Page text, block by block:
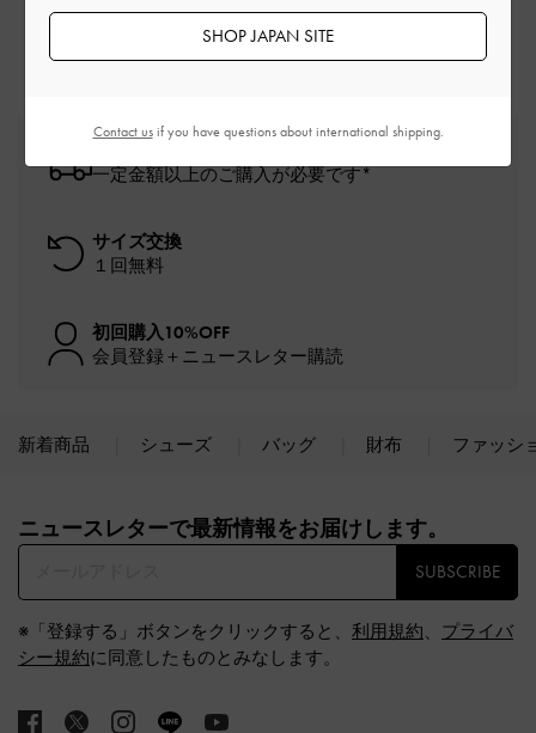
一定金額以上のご購入が必要です*
サイズ交換
１回無料
初回購入10%OFF
会員登録＋ニュースレター購読
新着商品 シューズ バッグ 財布 ファッシ
ニュースレターで最新情報をお届けします。​
SUBSCRIBE
※「登録する」ボタンをクリックすると、 利用規約、 プライバ
シー規約に同意したものとみなします。
SHOP JAPAN SITE
Contact usif you have questions about international shipping.